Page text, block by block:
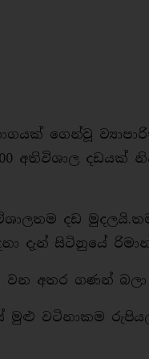
ගෙන්වූ
අතිවිශාල දඩයක්
දඩ
දැන් සිටිනුයේ
අතර ගණන් බලා
මුළු වටිනාකම